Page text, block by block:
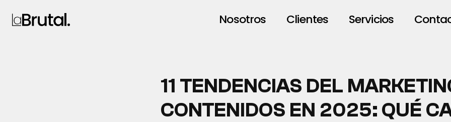
Nosotros Clientes Servicios
11 TENDENCIAS DEL
CONTENIDOS EN 2025: QUÉ